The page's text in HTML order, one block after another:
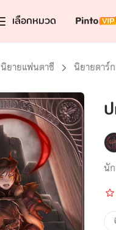
เลือกหมวด
นิยายแฟนตาซี นิยายดาร์
นั